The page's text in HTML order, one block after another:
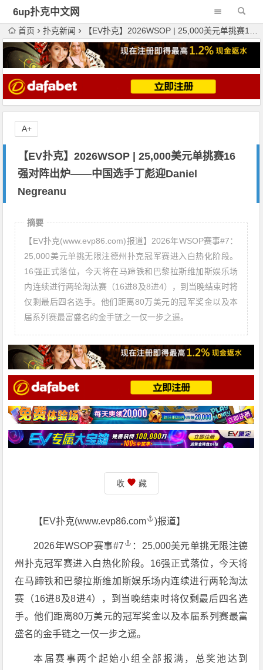
6up扑克中文网
首页 扑克新闻 【EV扑克】2026WSOP | 25,000美元单挑赛16强对阵出炉——中国选手丁彪迎Daniel Negreanu
【EV扑克】2026WSOP | 25,000美元单挑赛16
强对阵出炉——中国选手丁彪迎Daniel
Negreanu
A+
摘要
【EV扑克(www.evp86.com)报道】2026年WSOP赛事#7：
25,000美元单挑无限注德州扑克冠军赛进入白热化阶段。
16强正式落位，今天将在马蹄铁和巴黎拉斯维加斯娱乐场
内连续进行两轮淘汰赛（16进8及8进4），到当晚结束时将
仅剩最后四名选手。他们距离80万美元的冠军奖金以及本
届系列赛最富盛名的金手链之一仅一步之遥。
收 藏
【EV扑克(www.evp86.com )报道】
2026年WSOP赛事#7
：25,000美元单挑无限注德
州扑克冠军赛进入白热化阶段。16强正式落位，今天将
在马蹄铁和巴黎拉斯维加斯娱乐场内连续进行两轮淘汰
赛（16进8及8进4），到当晚结束时将仅剩最后四名选
手。他们距离80万美元的冠军奖金以及本届系列赛最富
盛名的金手链之一仅一步之遥。
本届赛事两个起始小组全部报满，总奖池达到